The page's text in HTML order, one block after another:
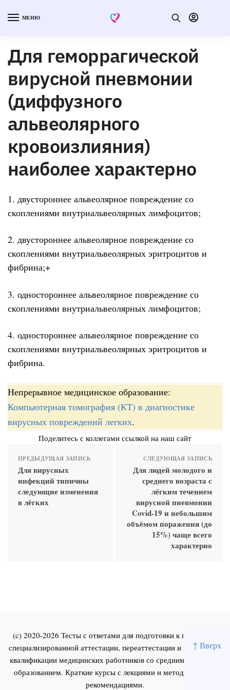
↑ Вверх
МЕНЮ
Для геморрагической
вирусной пневмонии
(диффузного
альвеолярного
кровоизлияния)
наиболее характерно
1. двустороннее альвеолярное повреждение со
скоплениями внутриальвеолярных лимфоцитов;
2. двустороннее альвеолярное повреждение со
скоплениями внутриальвеолярных эритроцитов и
фибрина;+
3. одностороннее альвеолярное повреждение со
скоплениями внутриальвеолярных лимфоцитов;
4. одностороннее альвеолярное повреждение со
скоплениями внутриальвеолярных эритроцитов и
фибрина.
Непрерывное медицинское образование:
Компьютерная томография (КТ) в диагностике
вирусных повреждений легких.
Поделитесь с коллегами ссылкой на наш сайт
ПРЕДЫДУЩАЯ ЗАПИСЬ
Для вирусных
инфекций типичны
следующие изменения
в лёгких
СЛЕДУЮЩАЯ ЗАПИСЬ
Для людей молодого и
среднего возраста с
лёгким течением
вирусной пневмонии
Covid-19 и небольшим
объёмом поражения (до
15%) чаще всего
характерно
(c) 2020-2026 Тесты с ответами для подготовки к первичной
специализированной аттестации, переаттестации и повышения
квалификации медицинских работников со средним и высшим
образованием. Краткие курсы с лекциями и методическими
рекомендациями.